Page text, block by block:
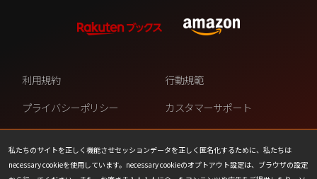
私たちのサイトを正しく機能させセッションデータを正しく匿名化するために、私たちは
necessary cookieを使用しています。necessary cookieのオプトアウト設定は、ブラウザの設定
利用規約
行動規範
プライバシーポリシー
カスタマーサポート
ファンコンテンツ・ポリシー
個人情報の販売や共有を許可し
ない
COOKIE
プレスリリース